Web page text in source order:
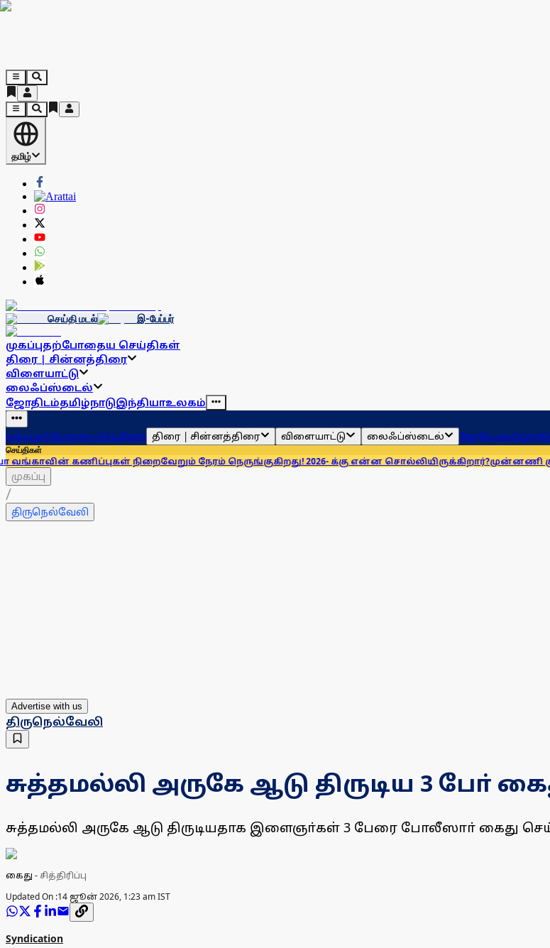
தமிழ்
செய்தி மடல் இ-பேப்பர்
முகப்புதற்போதைய செய்திகள்
திரை | சின்னத்திரை
விளையாட்டு
லைஃப்ஸ்டைல்
ஜோதிடம்தமிழ்நாடுஇந்தியாஉலகம்
முகப்புதற்போதைய செய்திகள் திரை | சின்னத்திரை விளையாட்டு லைஃப்ஸ்டைல் ஜோதிடம்தமிழ்நாடு
செய்திகள்
கணிப்புகள் நிறைவேறும் நேரம் நெருங்குகிறது! 2026- க்கு என்ன சொல்லியிருக்கிறார்?முன்னணி
முகப்பு
/
திருநெல்வேலி
Advertise with us
திருநெல்வேலி
சுத்தமல்லி அருகே ஆடு திருடிய 3 போ்
சுத்தமல்லி அருகே ஆடு திருடியதாக இளைஞா்கள் 3 பேரை போலீஸாா் கைது
கைது - சித்திரிப்பு
Updated On :14 ஜூன் 2026, 1:23 am IST
Syndication